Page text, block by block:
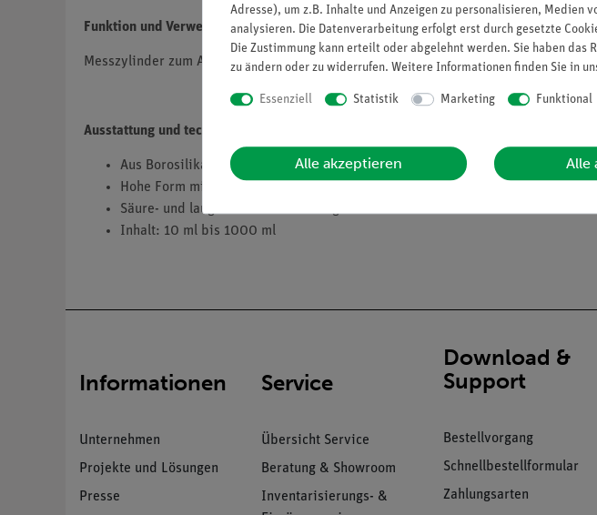
Funktion und Verwendung
Messzylinder zum Abmessen von Flüssigkeiten.
Ausstattung und technische Daten
Aus Borosilikatglas 3.3
Hohe Form mit angeschmolzenem Sechskantfuß und Ausguss
Säure- und laugenfeste Graduierung.
Inhalt: 10 ml bis 1000 ml
Informationen
Unternehmen
Projekte und Lösungen
Presse
Service
Übersicht Service
Beratung & Showroom
Inventarisierungs- &
Download &
Support
Bestellvorgang
Schnellbestellformular
Zahlungsarten
Adresse), um z.B. Inhalte und Anzeigen zu personalisieren, Medien
analysieren. Die Datenverarbeitung erfolgt erst durch gesetzte
Die Zustimmung kann erteilt oder abgelehnt werden. Sie haben
zu ändern oder zu widerrufen. Weitere Informationen finden Sie in
Essenziell Statistik Marketing Funktional
Alle akzeptieren Alle